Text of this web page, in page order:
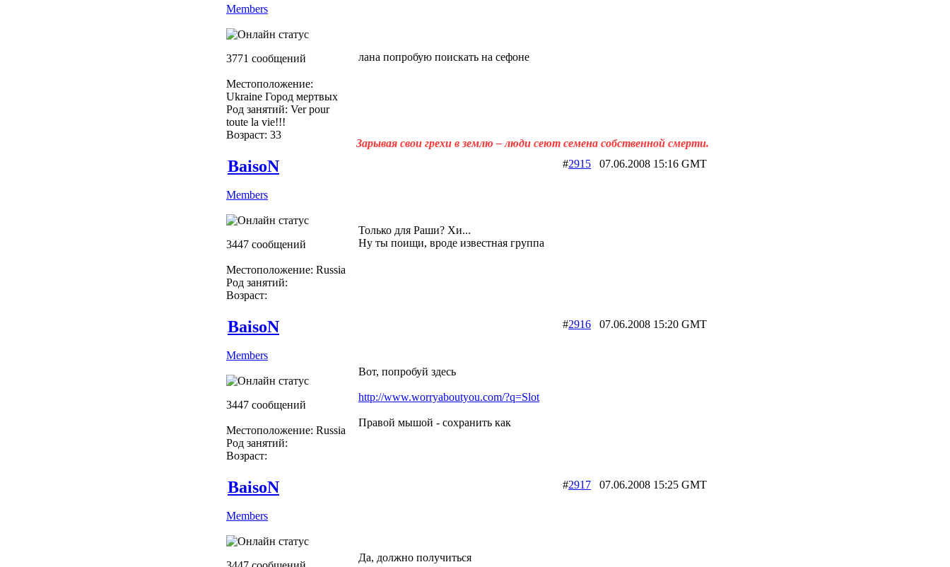
Members
3771 сообщений
Местоположение:
Ukraine Город мертвых
Род занятий: Ver pour
toute la vie!!!
Возраст: 33
лана попробую поискать на сефоне
Зарывая свои грехи в землю – люди сеют семена собственной смерти.
BaisoN
Members
3447 сообщений
Местоположение: Russia
Род занятий:
Возраст:
#2915 07.06.2008 15:16 GMT
Только для Раши? Хи...
Ну ты поищи, вроде известная группа
BaisoN
Members
3447 сообщений
Местоположение: Russia
Род занятий:
Возраст:
#2916 07.06.2008 15:20 GMT
Вот, попробуй здесь
http://www.worryaboutyou.com/?q=Slot
Правой мышой - сохранить как
BaisoN
Members
#2917 07.06.2008 15:25 GMT
Да, должно получиться